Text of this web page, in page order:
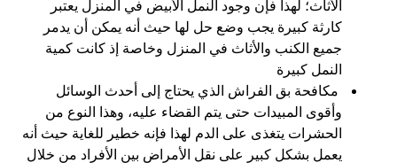
الأثاث؛ لهذا فإن وجود النمل الأبيض في المنزل يعتبر
كارثة كبيرة يجب وضع حل لها حيث أنه يمكن أن يدمر
جميع الكنب والأثاث في المنزل وخاصة إذ كانت كمية
النمل كبيرة
مكافحة بق الفراش الذي يحتاج إلى أحدث الوسائل
وأقوى المبيدات حتى يتم القضاء عليه، وهذا النوع من
الحشرات يتغذى على الدم لهذا فإنه خطير للغاية حيث أنه
يعمل بشكل كبير على نقل الأمراض بين الأفراد من خلال